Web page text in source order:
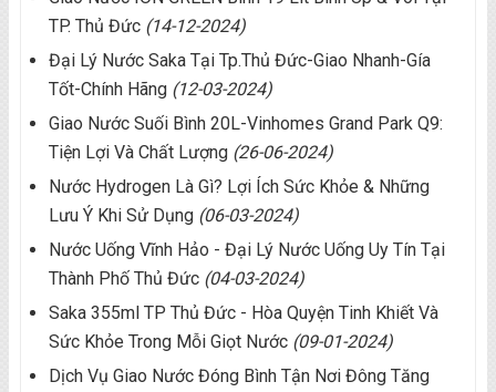
TP. Thủ Đức (14-12-2024)
Đại Lý Nước Saka Tại Tp.Thủ Đức-Giao Nhanh-Gía
Tốt-Chính Hãng (12-03-2024)
Giao Nước Suối Bình 20L-Vinhomes Grand Park Q9:
Tiện Lợi Và Chất Lượng (26-06-2024)
Nước Hydrogen Là Gì? Lợi Ích Sức Khỏe & Những
Lưu Ý Khi Sử Dụng (06-03-2024)
Nước Uống Vĩnh Hảo - Đại Lý Nước Uống Uy Tín Tại
Thành Phố Thủ Đức (04-03-2024)
Saka 355ml TP Thủ Đức - Hòa Quyện Tinh Khiết Và
Sức Khỏe Trong Mỗi Giọt Nước (09-01-2024)
Dịch Vụ Giao Nước Đóng Bình Tận Nơi Đông Tăng